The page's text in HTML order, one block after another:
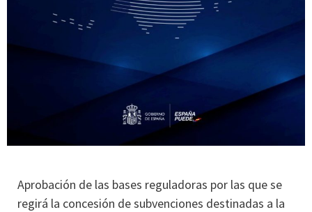
Aprobación de las bases reguladoras por las que se
regirá la concesión de subvenciones destinadas a la